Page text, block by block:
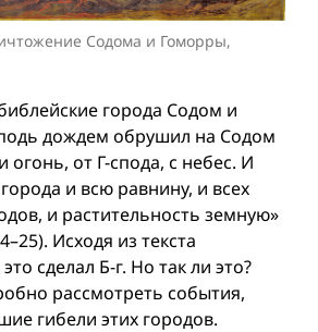
Содома и Гоморры,
города Содом и
дождем обрушил на Содом
огонь, от Г-спода, с небес. И
и всю равнину, и всех
и растительность земную»
Исходя из текста
сделал Б-г. Но так ли это?
рассмотреть события,
гибели этих городов.